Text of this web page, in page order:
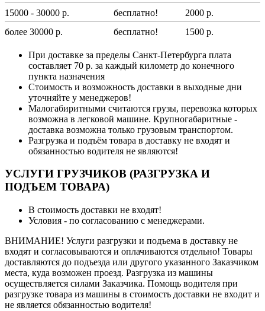
15000 - 30000 р. бесплатно!
2000 р.
более 30000 р.
бесплатно! 1500 р.
При доставке за пределы Санкт-Петербурга плата
составляет 70 р. за каждый километр до конечного
пункта назначения
Стоимость и возможность доставки в выходные дни
уточняйте у менеджеров!
Малогабиритными считаются грузы, перевозка которых
возможна в легковой машине. Крупногабаритные -
доставка возможна только грузовым транспортом.
Разгрузка и подъём товара в доставку не входят и
обязанностью водителя не являются!
УСЛУГИ ГРУЗЧИКОВ (РАЗГРУЗКА И
ПОДЪЕМ ТОВАРА)
В стоимость доставки не входят!
Условия - по согласованию с менеджерами.
ВНИМАНИЕ! Услуги разгрузки и подъема в доставку не
входят и согласовываются и оплачиваются отдельно! Товары
доставляются до подъезда или другого указанного Заказчиком
места, куда возможен проезд. Разгрузка из машины
осуществляется силами Заказчика. Помощь водителя при
разгрузке товара из машины в стоимость доставки не входит и
не является обязанностью водителя!